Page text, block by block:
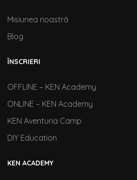
Misiunea noastră
Blog
ÎNSCRIERI
OFFLINE – KEN Academy
ONLINE – KEN Academy
KEN Aventuria Camp
DIY Education
KEN ACADEMY